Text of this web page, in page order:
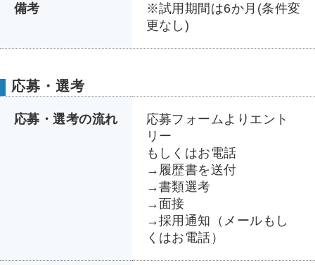
備考
※試用期間は6か月(条件変
更なし)
応募・選考
応募・選考の流れ
応募フォームよりエント
リー
もしくはお電話
→履歴書を送付
→書類選考
→面接
→採用通知（メールもし
くはお電話）